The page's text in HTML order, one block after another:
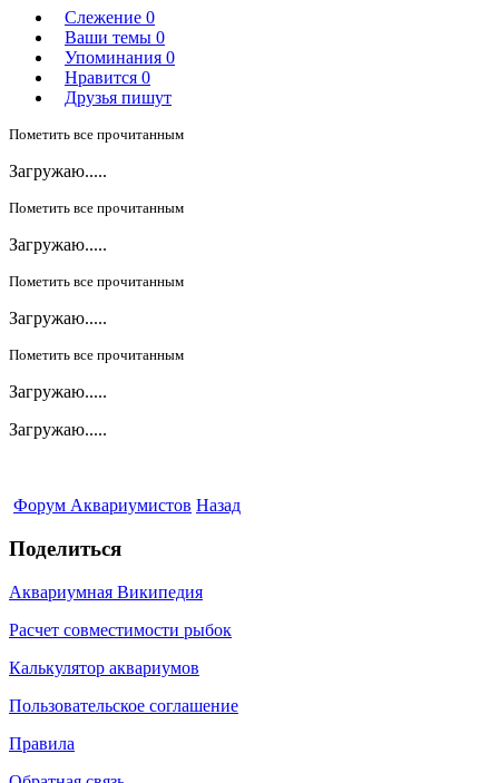
Слежение 0
Ваши темы 0
Упоминания 0
Нравится 0
Друзья пишут
Пометить все прочитанным
Загружаю.....
Пометить все прочитанным
Загружаю.....
Пометить все прочитанным
Загружаю.....
Пометить все прочитанным
Загружаю.....
Загружаю.....
Форум Аквариумистов Назад
Поделиться
Аквариумная Википедия
Расчет совместимости рыбок
Калькулятор аквариумов
Пользовательское соглашение
Правила